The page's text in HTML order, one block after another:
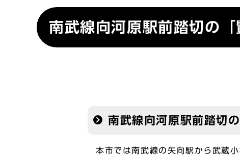
南武線向河原駅前踏切の
南武線向河原駅前踏切
本市では南武線の矢向駅から武蔵